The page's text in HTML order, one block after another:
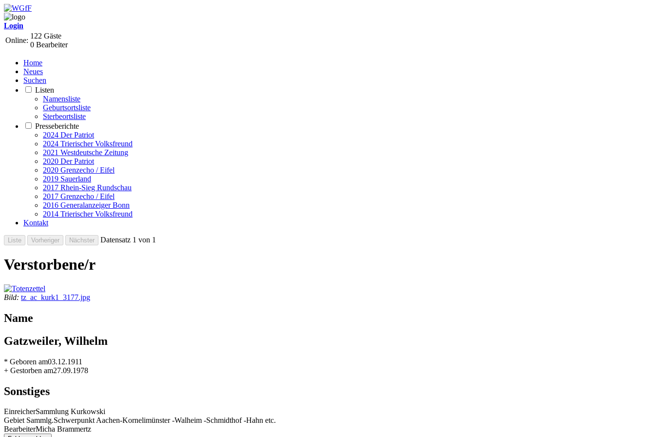
Login
Online:
122 Gäste
0 Bearbeiter
Home
Neues
Suchen
Listen
Namensliste
Geburtsortsliste
Sterbeortsliste
Presseberichte
2024 Der Patriot
2024 Trierischer Volksfreund
2021 Westdeutsche Zeitung
2020 Der Patriot
2020 Grenzecho / Eifel
2019 Sauerland
2017 Rhein-Sieg Rundschau
2017 Grenzecho / Eifel
2016 Generalanzeiger Bonn
2014 Trierischer Volksfreund
Kontakt
Datensatz 1 von 1
Verstorbene/r
Bild: tz_ac_kurk1_3177.jpg
Name
Gatzweiler, Wilhelm
* Geboren am03.12.1911
+ Gestorben am27.09.1978
Sonstiges
EinreicherSammlung Kurkowski
Gebiet Sammlg.Schwerpunkt Aachen-Kornelimünster -Walheim -Schmidthof -Hahn etc.
BearbeiterMicha Brammertz